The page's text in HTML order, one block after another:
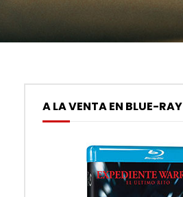
A LA VENTA EN BLUE-RAY